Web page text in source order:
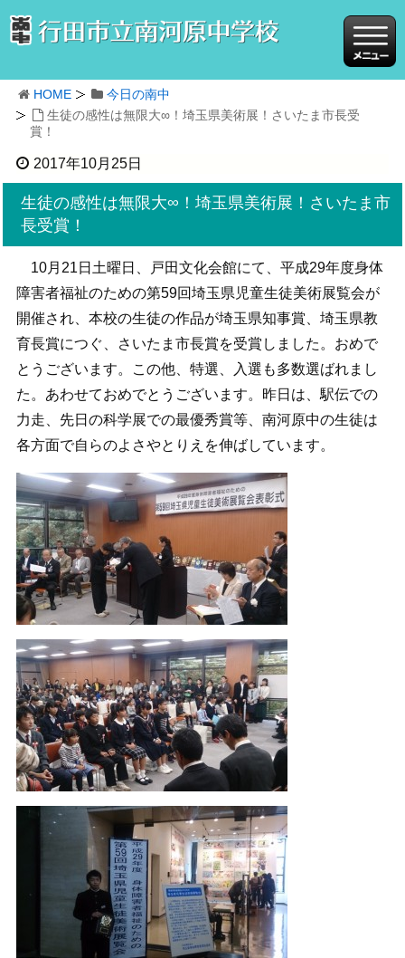
HOME
今日の南中
生徒の感性は無限大∞！埼玉県美術展！さいたま市長受
賞！
2017年10月25日
生徒の感性は無限大∞！埼玉県美術展！さいたま市
長受賞！
10月21日土曜日、戸田文化会館にて、平成29年度身体
障害者福祉のための第59回埼玉県児童生徒美術展覧会が
開催され、本校の生徒の作品が埼玉県知事賞、埼玉県教
育長賞につぐ、さいたま市長賞を受賞しました。おめで
とうございます。この他、特選、入選も多数選ばれまし
た。あわせておめでとうございます。昨日は、駅伝での
力走、先日の科学展での最優秀賞等、南河原中の生徒は
各方面で自らのよさやとりえを伸ばしています。